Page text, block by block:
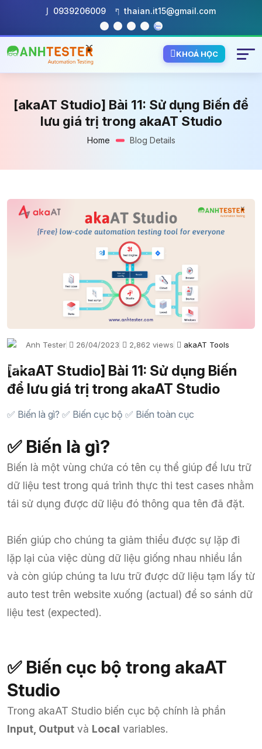
0939206009 thaian.it15@gmail.com
KHOÁ HỌC
[akaAT Studio] Bài 11: Sử dụng Biến để
lưu giá trị trong akaAT Studio
Home Blog Details
Anh Tester 26/04/2023 2,862 views akaAT Tools
[akaAT Studio] Bài 11: Sử dụng Biến
để lưu giá trị trong akaAT Studio
✅ Biến là gì? ✅ Biến cục bộ ✅ Biến toàn cục
✅ Biến là gì?
Biến là một vùng chứa có tên cụ thể giúp để lưu trữ
dữ liệu test trong quá trình thực thi test cases nhằm
tái sử dụng được dữ liệu đó thông qua tên đã đặt.
Biến giúp cho chúng ta giảm thiểu được sự lặp đi
lặp lại của việc dùng dữ liệu giống nhau nhiều lần
và còn giúp chúng ta lưu trữ được dữ liệu tạm lấy từ
auto test trên website xuống (actual) để so sánh dữ
liệu test (expected).
✅ Biến cục bộ trong akaAT
Studio
Trong akaAT Studio biến cục bộ chính là phần
Input, Output và Local variables.